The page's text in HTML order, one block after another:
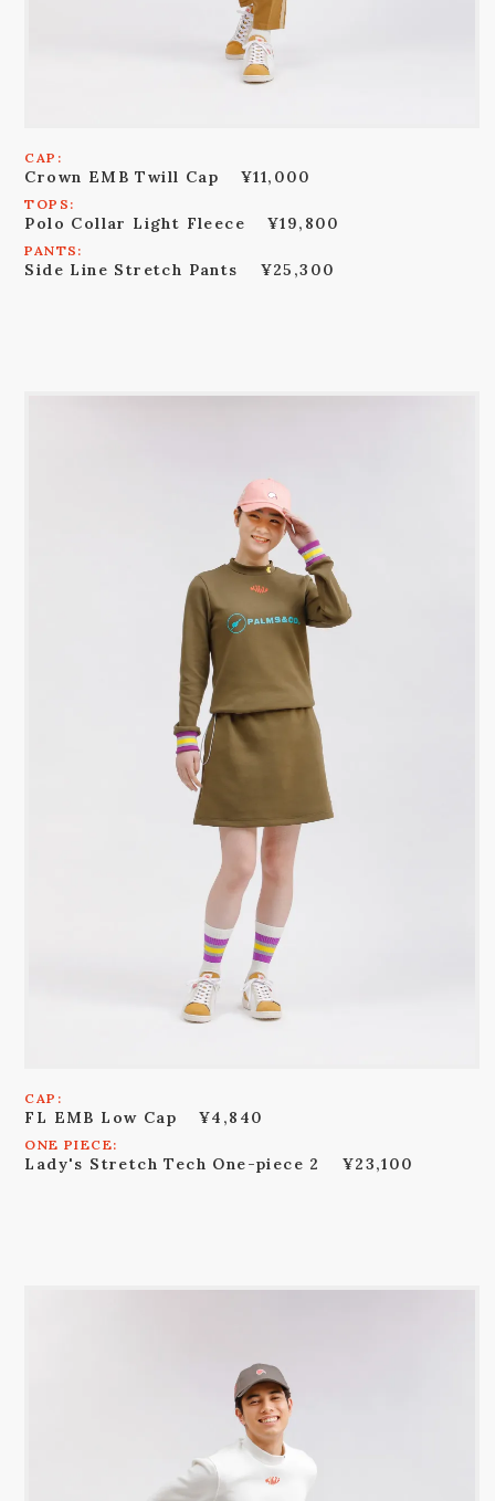
CAP:
Crown EMB Twill Cap ¥11,000
TOPS:
Polo Collar Light Fleece ¥19,800
PANTS:
Side Line Stretch Pants ¥25,300
CAP:
FL EMB Low Cap ¥4,840
ONE PIECE:
Lady's Stretch Tech One-piece 2 ¥23,100